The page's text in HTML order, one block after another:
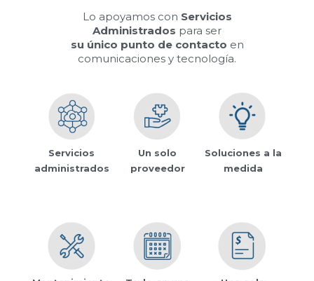
Lo apoyamos con Servicios
Administrados para ser
su único punto de contacto en
comunicaciones y tecnología.
Servicios
administrados
Un solo
proveedor
Soluciones a la
medida